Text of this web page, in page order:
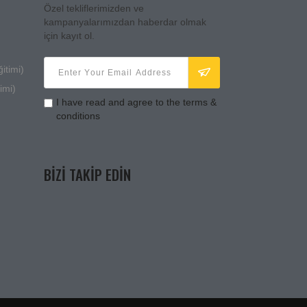
Özel tekliflerimizden ve
kampanyalarımızdan haberdar olmak
için kayıt ol.
I have read and agree to the terms &
conditions
BIZI TAKIP EDIN